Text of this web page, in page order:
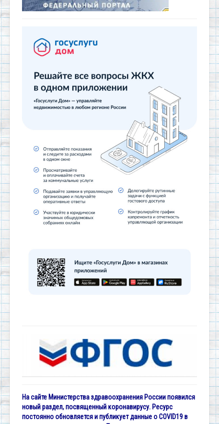
На сайте Министерства здравоохранения России появился
новый раздел, посвященный коронавирусу. Ресурс
постоянно обновляется и публикует данные о COVID19 в